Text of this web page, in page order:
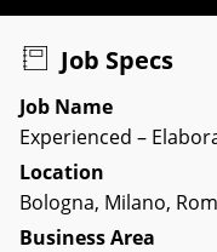
Job Specs
Job Name
Experienced –
Location
Bologna, Milano,
Business Area